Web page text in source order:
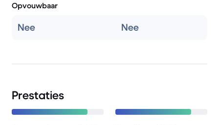
Opvouwbaar
Nee Nee
Prestaties